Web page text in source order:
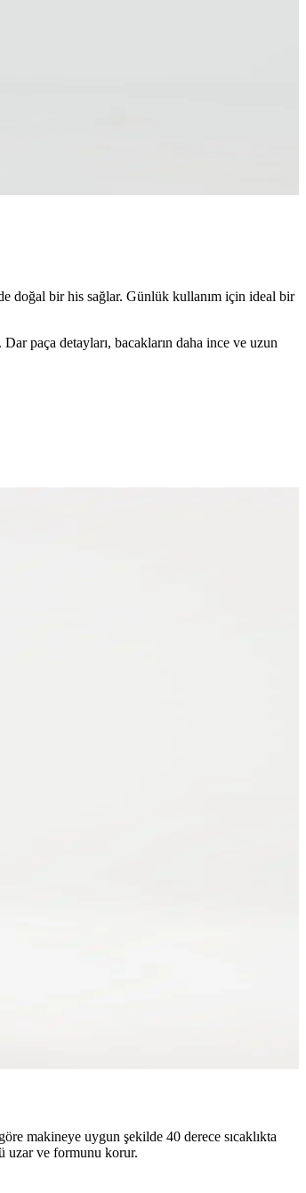
doğal bir his sağlar. Günlük kullanım için ideal bir
paça detayları, bacakların daha ince ve uzun
olur.
sağlar, günlük ve şık kombinler için ideal.
gardrobunuza değer katıyor.
geliştirebilirsiniz.
kalite kumaş ve geniş beden seçenekleriyle dikkat
makineye uygun şekilde 40 derece sıcaklıkta
uzar ve formunu korur.